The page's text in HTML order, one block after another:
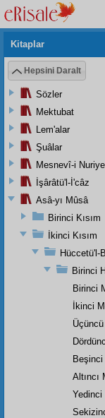
Kitaplar
Hepsini Daralt
Sözler
Mektubat
Lem'alar
Şuâlar
Mesnevî-i Nuriye
İşârâtü'l-İ'câz
Asâ-yı Mûsâ
Birinci Kısım
İkinci Kısım
Hüccetü'l-
Birinci
Birinci
İkinci
Altıncı
Yedinci